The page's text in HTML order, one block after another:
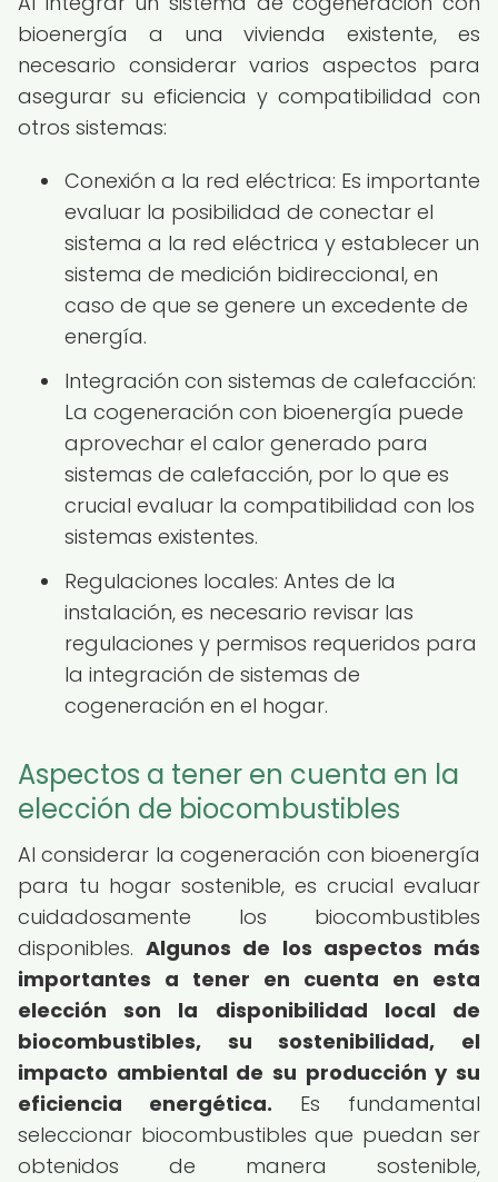
bioenergía a una vivienda existente, es
necesario considerar varios aspectos para
asegurar su eficiencia y compatibilidad con
otros sistemas:
Conexión a la red eléctrica: Es importante
evaluar la posibilidad de conectar el
sistema a la red eléctrica y establecer un
sistema de medición bidireccional, en
caso de que se genere un excedente de
energía.
Integración con sistemas de calefacción:
La cogeneración con bioenergía puede
aprovechar el calor generado para
sistemas de calefacción, por lo que es
crucial evaluar la compatibilidad con los
sistemas existentes.
Regulaciones locales: Antes de la
instalación, es necesario revisar las
regulaciones y permisos requeridos para
la integración de sistemas de
cogeneración en el hogar.
Aspectos a tener en cuenta en la
elección de biocombustibles
Al considerar la cogeneración con bioenergía
para tu hogar sostenible, es crucial evaluar
cuidadosamente los biocombustibles
disponibles.Algunos de los aspectos más
importantes a tener en cuenta en esta
elección son la disponibilidad local de
biocombustibles, su sostenibilidad, el
impacto ambiental de su producción y su
eficiencia energética. Es fundamental
seleccionar biocombustibles que puedan ser
obtenidos de manera sostenible,